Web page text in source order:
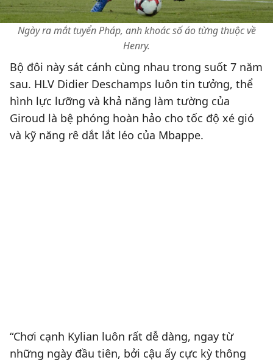
Ngày ra mắt tuyển Pháp, anh khoác số áo từng thuộc về
Henry.
Bộ đôi này sát cánh cùng nhau trong suốt 7 năm
sau. HLV Didier Deschamps luôn tin tưởng, thể
hình lực lưỡng và khả năng làm tường của
Giroud là bệ phóng hoàn hảo cho tốc độ xé gió
và kỹ năng rê dắt lắt léo của Mbappe.
“Chơi cạnh Kylian luôn rất dễ dàng, ngay từ
những ngày đầu tiên, bởi cậu ấy cực kỳ thông